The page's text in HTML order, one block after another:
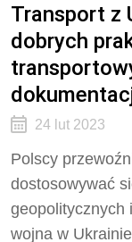
Transport z
dobrych
24 lut 2023
Polscy
dostosowywać
geopolitycznych
wojna w